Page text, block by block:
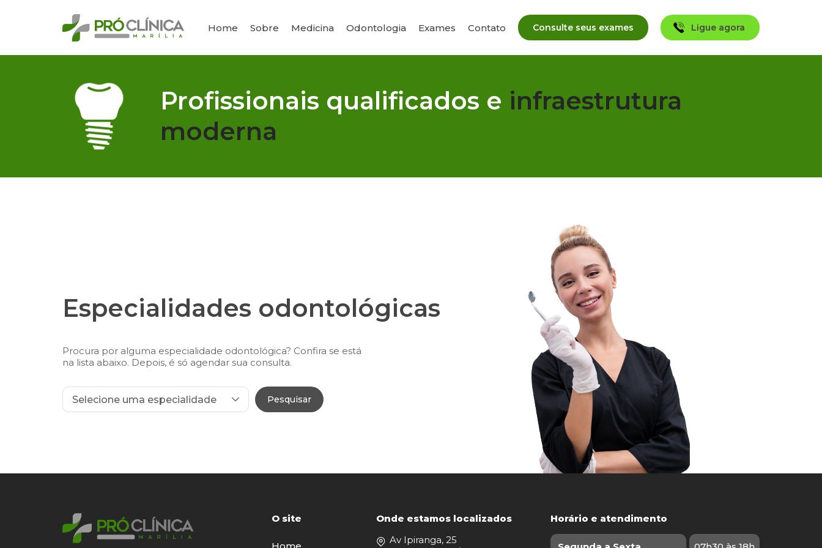
Home Sobre Medicina Odontologia Exames Contato
Profissionais qualificados e infraestrutura
moderna
Especialidades odontológicas
Procura por alguma especialidade odontológica? Confira se está
na lista abaixo. Depois, é só agendar sua consulta.
Pesquisar
O site
Onde estamos localizados
Av Ipiranga, 25
Horário e atendimento